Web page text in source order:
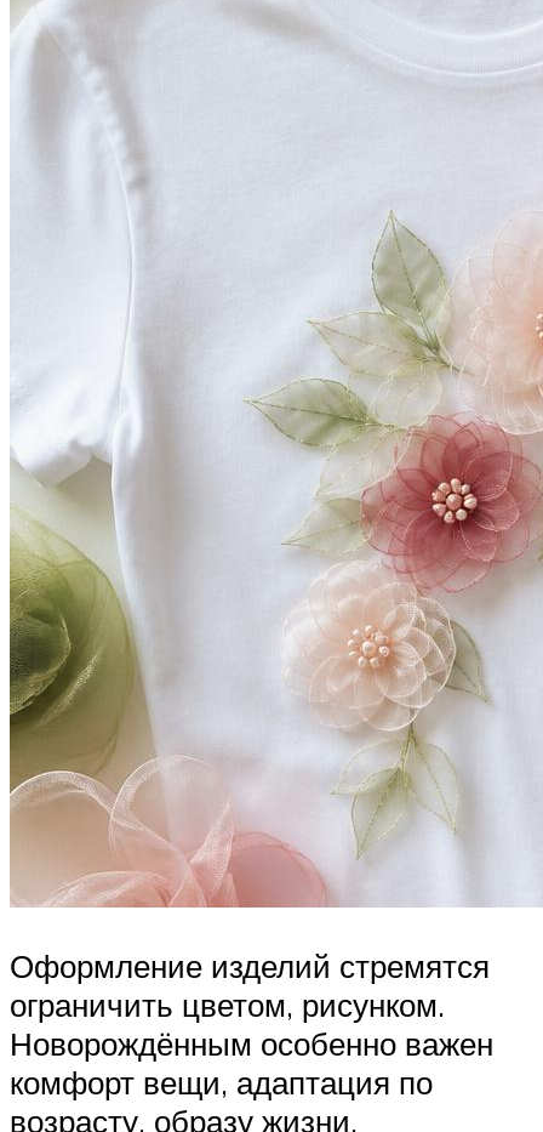
Оформление изделий стремятся
ограничить цветом, рисунком.
Новорождённым особенно важен
комфорт вещи, адаптация по
возрасту, образу жизни.